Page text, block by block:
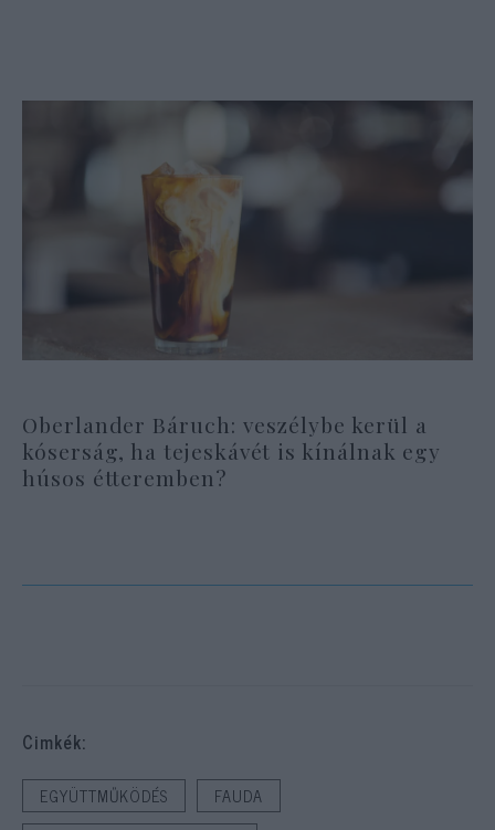
Oberlander Báruch: veszélybe kerül a
kóserság, ha tejeskávét is kínálnak egy
húsos étteremben?
Cimkék:
EGYÜTTMŰKÖDÉS
FAUDA